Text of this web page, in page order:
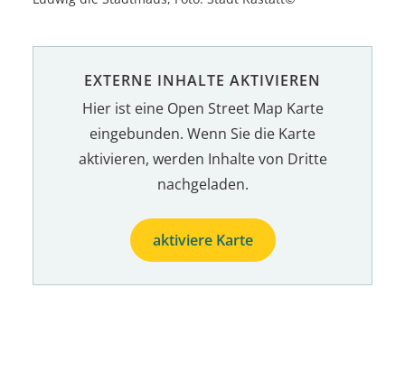
EXTERNE INHALTE AKTIVIEREN
Hier ist eine Open Street Map Karte
eingebunden. Wenn Sie die Karte
aktivieren, werden Inhalte von Dritte
nachgeladen.
aktiviere Karte